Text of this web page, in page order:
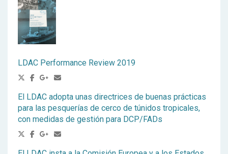
LDAC Performance Review 2019
El LDAC adopta unas directrices de buenas prácticas
para las pesquerías de cerco de túnidos tropicales,
con medidas de gestión para DCP/FADs